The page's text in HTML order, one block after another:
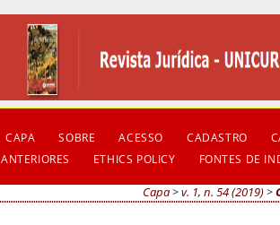
CAPA SOBRE ACESSO CADASTRO
ANTERIORES
ETHICS POLICY FONTES DE
Capa>v. 1, n. 54 (2019)>